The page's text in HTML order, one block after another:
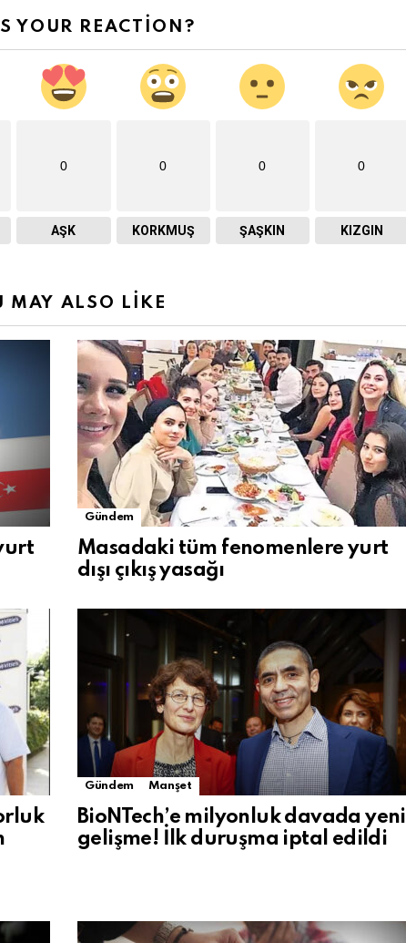
YOUR REACTION?
0
AŞK
0
KORKMUŞ
0
ŞAŞKIN
0
KIZGIN
MAY ALSO LIKE
Gündem
Masadaki tüm fenomenlere yurt
dışı çıkış yasağı
Gündem Manşet
BioNTech’e milyonluk davada yeni
gelişme! İlk duruşma iptal edildi